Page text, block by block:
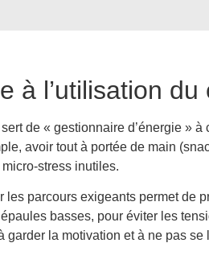
à l’utilisation
de « gestionnaire d’énergie » à
avoir tout à portée de main
stress inutiles.
parcours exigeants permet de
basses, pour éviter les
la motivation et à ne pas